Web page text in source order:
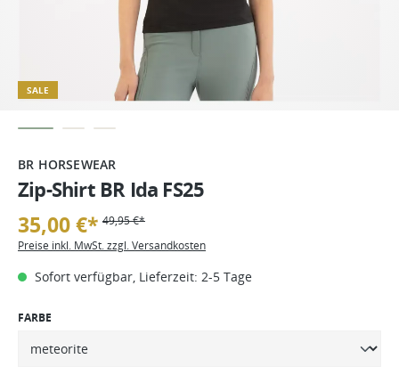
SALE
BR HORSEWEAR
Zip-Shirt BR Ida FS25
35,00 €* 49,95 €*
Preise inkl. MwSt. zzgl. Versandkosten
Sofort verfügbar, Lieferzeit: 2-5 Tage
FARBE